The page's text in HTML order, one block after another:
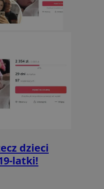
dzieci
latki!